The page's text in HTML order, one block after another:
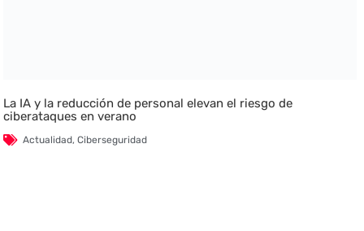
La IA y la reducción de personal elevan el riesgo de
ciberataques en verano
Actualidad,Ciberseguridad